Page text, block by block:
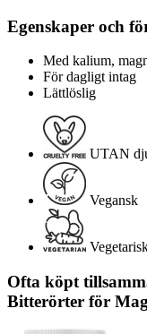
Egenskaper och
Med kalium,
För dagligt intag
Lättlöslig
UTAN
Vegansk
Ofta köpt
Bitterörter för